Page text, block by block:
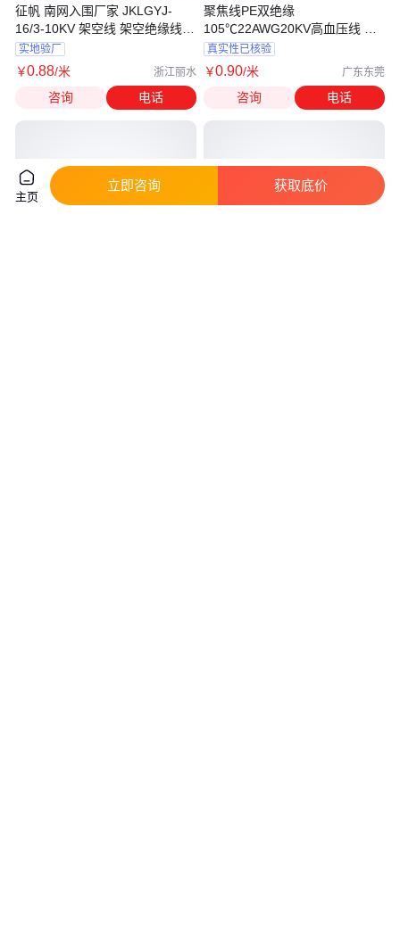
征帆 南网入围厂家 JKLGYJ-
16/3-10KV 架空线 架空绝缘线
减少能量损耗
实地验厂
￥0.88/米 浙江丽水
咨询 电话
聚焦线PE双绝缘
105℃22AWG20KV高血压线 颜
色规格齐全
真实性已核验
￥0.90/米 广东东莞
咨询 电话
主页
立即咨询 获取底价